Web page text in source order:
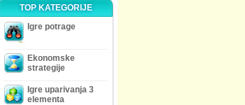
TOP KATEGORIJE
Igre potrage
Ekonomske
strategije
Igre uparivanja 3
elementa